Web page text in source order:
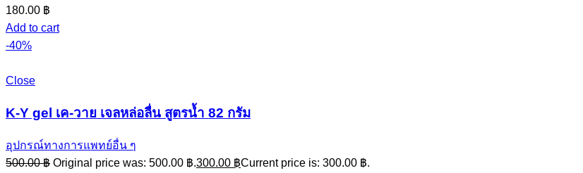
180.00 ฿
Add to cart
-40%
Close
K-Y gel เค-วาย เจลหล่อลื่น สูตรน้ำ 82 กรัม
อุปกรณ์ทางการแพทย์อื่น ๆ
500.00฿ Original price was: 500.00 ฿.300.00 ฿Current price is: 300.00 ฿.